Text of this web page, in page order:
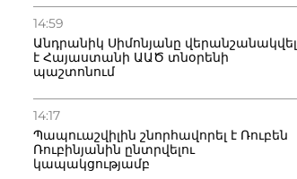
14:59
Անդրանիկ Սիմոնյանը վերանշանակվել
է Հայաստանի ԱԱԾ տնօրենի
պաշտոնում
14:17
Պապուաշվիլին շնորհավորել է Ռուբեն
Ռուբինյանին ընտրվելու
կապակցությամբ